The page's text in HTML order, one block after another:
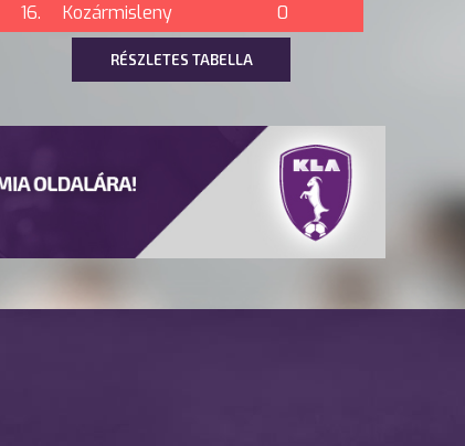
16.
Kozármisleny 0
RÉSZLETES TABELLA